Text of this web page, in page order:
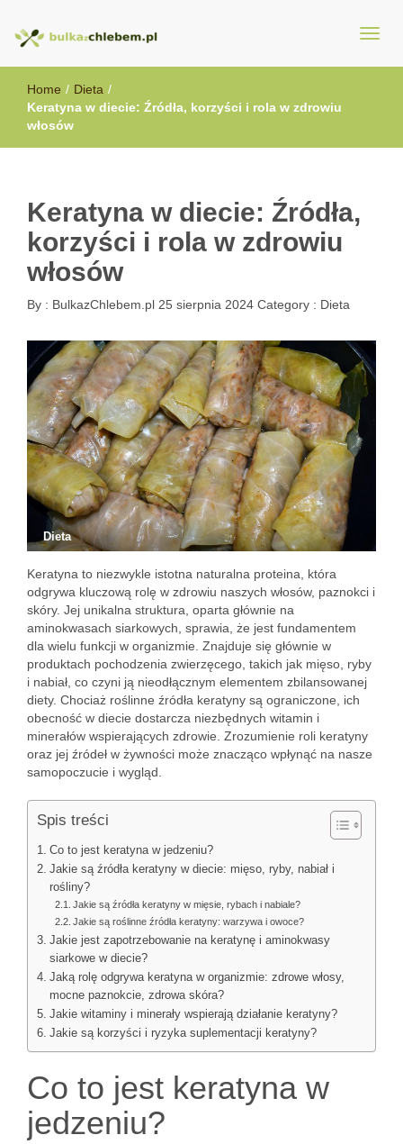
BulkazChlebem.pl
Home / Dieta /
Keratyna w diecie: Źródła, korzyści i rola w zdrowiu
włosów
Keratyna w diecie: Źródła,
korzyści i rola w zdrowiu
włosów
By : BulkazChlebem.pl 25 sierpnia 2024 Category : Dieta
Dieta
Keratyna to niezwykle istotna naturalna proteina, która
odgrywa kluczową rolę w zdrowiu naszych włosów, paznokci i
skóry. Jej unikalna struktura, oparta głównie na
aminokwasach siarkowych, sprawia, że jest fundamentem
dla wielu funkcji w organizmie. Znajduje się głównie w
produktach pochodzenia zwierzęcego, takich jak mięso, ryby
i nabiał, co czyni ją nieodłącznym elementem zbilansowanej
diety. Chociaż roślinne źródła keratyny są ograniczone, ich
obecność w diecie dostarcza niezbędnych witamin i
minerałów wspierających zdrowie. Zrozumienie roli keratyny
oraz jej źródeł w żywności może znacząco wpłynąć na nasze
samopoczucie i wygląd.
Spis treści
Co to jest keratyna w jedzeniu?
Jakie są źródła keratyny w diecie: mięso, ryby, nabiał i
rośliny?
Jakie są źródła keratyny w mięsie, rybach i nabiale?
Jakie są roślinne źródła keratyny: warzywa i owoce?
Jakie jest zapotrzebowanie na keratynę i aminokwasy
siarkowe w diecie?
Jaką rolę odgrywa keratyna w organizmie: zdrowe włosy,
mocne paznokcie, zdrowa skóra?
Jakie witaminy i minerały wspierają działanie keratyny?
Jakie są korzyści i ryzyka suplementacji keratyny?
Co to jest keratyna w
jedzeniu?